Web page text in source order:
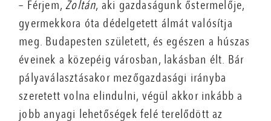
– Férjem,Zoltán, aki gazdaságunk őstermelője,
gyermekkora óta dédelgetett álmát valósítja
meg. Budapesten született, és egészen a húszas
éveinek a közepéig városban, lakásban élt. Bár
pályaválasztásakor mezőgazdasági irányba
szeretett volna elindulni, végül akkor inkább a
jobb anyagi lehetőségek felé terelődött az